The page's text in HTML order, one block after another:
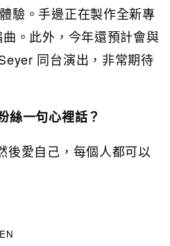
驗。手邊正在製作全新專
。此外，今年還預計會與
同台演出，非常期待
絲一句心裡話？
後愛自己，每個人都可以